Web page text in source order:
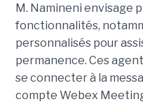
M. Namineni envisage
fonctionnalités,
personnalisés pour
permanence. Ces
se connecter à la
compte Webex